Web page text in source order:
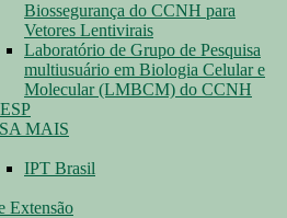
Biossegurança do CCNH para
Vetores Lentivirais
Laboratório de Grupo de Pesquisa
multiusuário em Biologia Celular e
Molecular (LMBCM) do CCNH
MAIS
IPT Brasil
Extensão